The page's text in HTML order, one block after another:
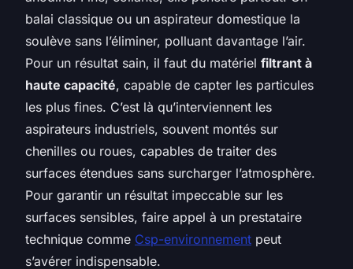
balai classique ou un aspirateur domestique la
soulève sans l’éliminer, polluant davantage l’air.
Pour un résultat sain, il faut du matériel filtrant à
haute capacité, capable de capter les particules
les plus fines. C’est là qu’interviennent les
aspirateurs industriels, souvent montés sur
chenilles ou roues, capables de traiter des
surfaces étendues sans surcharger l’atmosphère.
Pour garantir un résultat impeccable sur les
surfaces sensibles, faire appel à un prestataire
technique comme Csp-environnement peut
s’avérer indispensable.